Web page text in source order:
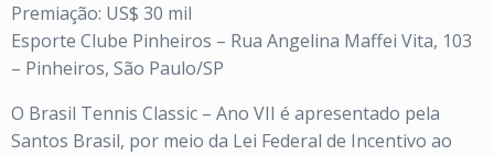
Premiação: US$ 30 mil
Esporte Clube Pinheiros – Rua Angelina Maffei Vita, 103
– Pinheiros, São Paulo/SP
O Brasil Tennis Classic – Ano VII é apresentado pela
Santos Brasil, por meio da Lei Federal de Incentivo ao